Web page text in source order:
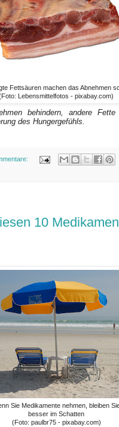
Fettsäuren machen das Abnehmen
Lebensmittelfotos - pixabay.com)
behindern, andere Fette
des Hungergefühls.
10
Sie Medikamente nehmen, bleiben
besser im Schatten
(Foto: paulbr75 - pixabay.com)